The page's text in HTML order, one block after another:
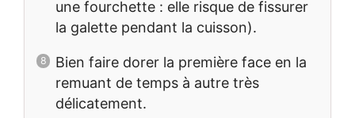
une fourchette : elle risque de fissurer
la galette pendant la cuisson).
Bien faire dorer la première face en la
remuant de temps à autre très
délicatement.